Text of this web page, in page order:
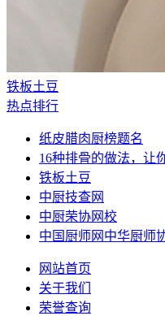
铁板土豆
热点排行
纸皮腊肉厨榜题名
16种排骨的做法，让
铁板土豆
中厨技查网
中厨荣协网校
中国厨师网中华厨师
网站首页
关于我们
荣誉查询